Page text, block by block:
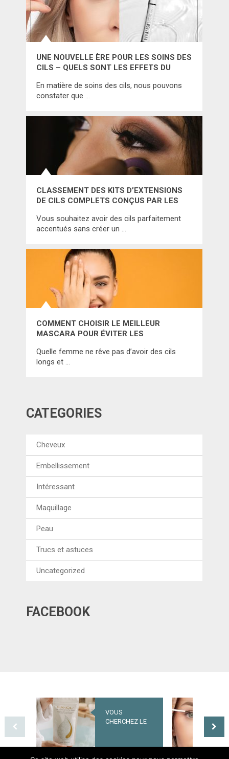
UNE NOUVELLE ÈRE POUR LES SOINS DES
CILS – QUELS SONT LES EFFETS DU
En matière de soins des cils, nous pouvons
constater que …
CLASSEMENT DES KITS D’EXTENSIONS
DE CILS COMPLETS CONÇUS PAR LES
Vous souhaitez avoir des cils parfaitement
accentués sans créer un …
COMMENT CHOISIR LE MEILLEUR
MASCARA POUR ÉVITER LES
CLASSEMENT CI-DESSOUS!
Quelle femme ne rêve pas d’avoir des cils
longs et …
CATÉGORIES
Cheveux
Embellissement
Intéressant
Maquillage
Peau
Trucs et astuces
Uncategorized
FACEBOOK
VOUS
CHERCHEZ LE
SAINE ? OPTEZ
UNE NOUVELLE
ÈRE POUR LES
SOINS DES
– QUELS SONT
LES EFFETS DU